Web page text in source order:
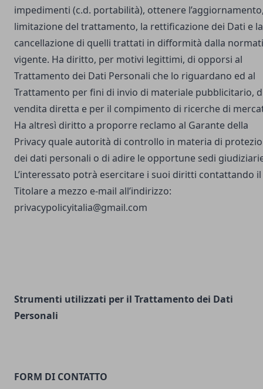
impedimenti (c.d. portabilità), ottenere
limitazione del trattamento, la rettificazione dei Dati e la
cancellazione di quelli trattati in difformità dalla
vigente. Ha diritto, per motivi legittimi, di opporsi al
Trattamento dei Dati Personali che lo riguardano ed al
Trattamento per fini di invio di materiale pubblicitario,
vendita diretta e per il compimento di ricerche di
Ha altresì diritto a proporre reclamo al Garante della
Privacy quale autorità di controllo in materia di
dei dati personali o di adire le opportune sedi
L’interessato potrà esercitare i suoi diritti contattando il
Titolare a mezzo e-mail all’indirizzo:
privacypolicyitalia@gmail.com
Strumenti utilizzati per il Trattamento dei Dati
Personali
FORM DI CONTATTO